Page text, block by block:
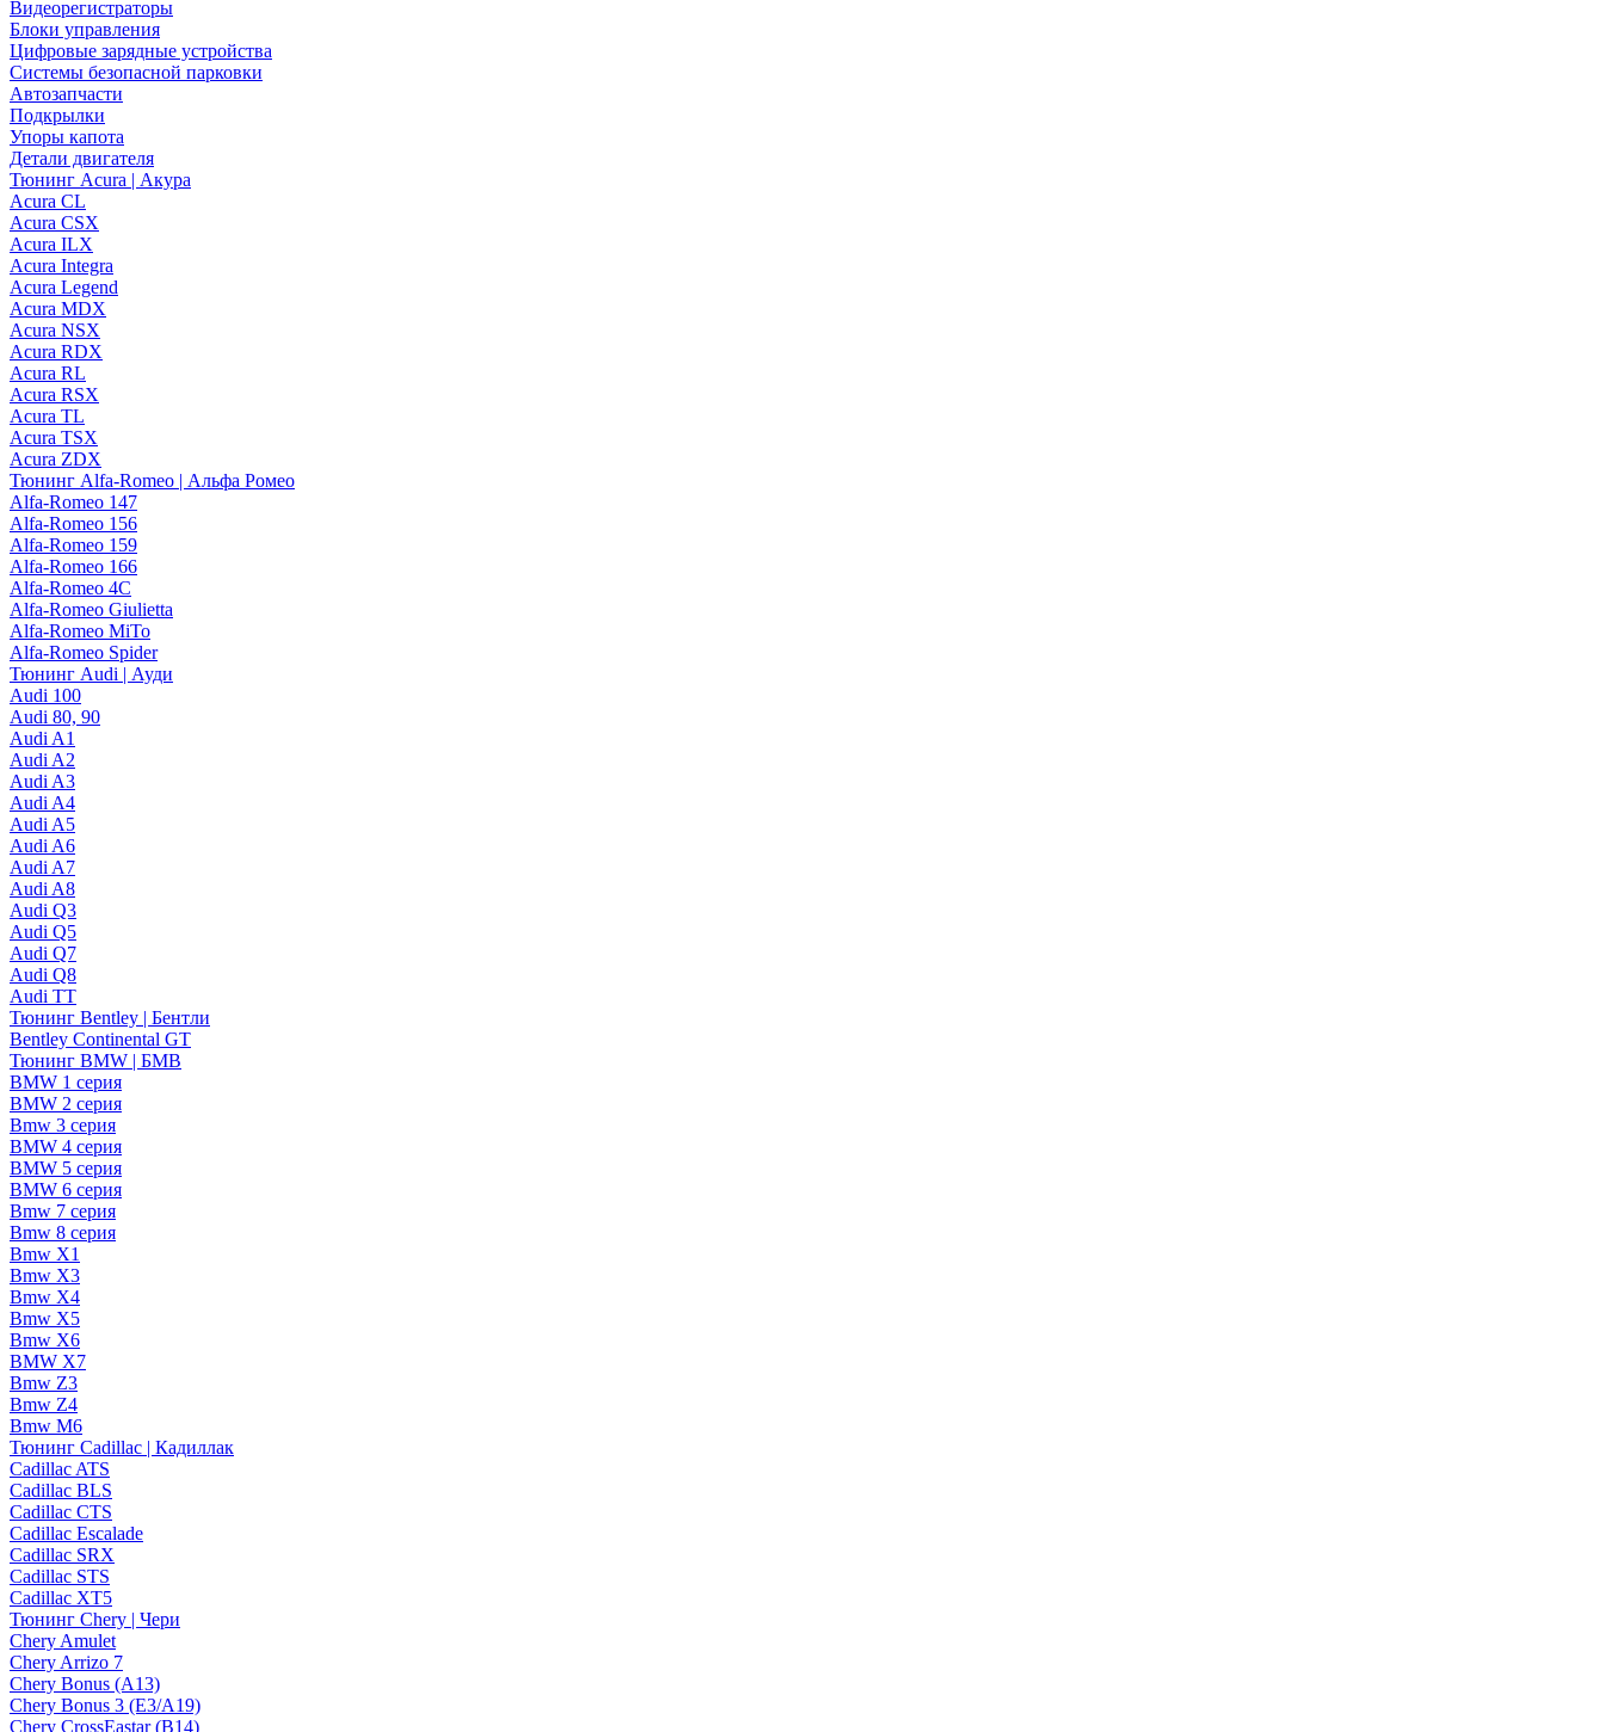
Видеорегистраторы
Блоки управления
Цифровые зарядные устройства
Системы безопасной парковки
Автозапчасти
Подкрылки
Упоры капота
Детали двигателя
Тюнинг Acura | Акура
Acura CL
Acura CSX
Acura ILX
Acura Integra
Acura Legend
Acura MDX
Acura NSX
Acura RDX
Acura RL
Acura RSX
Acura TL
Acura TSX
Acura ZDX
Тюнинг Alfa-Romeo | Альфа Ромео
Alfa-Romeo 147
Alfa-Romeo 156
Alfa-Romeo 159
Alfa-Romeo 166
Alfa-Romeo 4C
Alfa-Romeo Giulietta
Alfa-Romeo MiTo
Alfa-Romeo Spider
Тюнинг Audi | Ауди
Audi 100
Audi 80, 90
Audi A1
Audi A2
Audi A3
Audi A4
Audi A5
Audi A6
Audi A7
Audi A8
Audi Q3
Audi Q5
Audi Q7
Audi Q8
Audi TT
Тюнинг Bentley | Бентли
Bentley Continental GT
Тюнинг BMW | БМВ
BMW 1 серия
BMW 2 серия
Bmw 3 серия
BMW 4 серия
BMW 5 серия
BMW 6 серия
Bmw 7 серия
Bmw 8 серия
Bmw X1
Bmw X3
Bmw X4
Bmw X5
Bmw X6
BMW X7
Bmw Z3
Bmw Z4
Bmw М6
Тюнинг Cadillac | Кадиллак
Cadillac ATS
Cadillac BLS
Cadillac CTS
Cadillac Escalade
Cadillac SRX
Cadillac STS
Cadillac XT5
Тюнинг Chery | Чери
Chery Amulet
Chery Arrizo 7
Chery Bonus (A13)
Chery Bonus 3 (E3/A19)
Chery CrossEastar (B14)